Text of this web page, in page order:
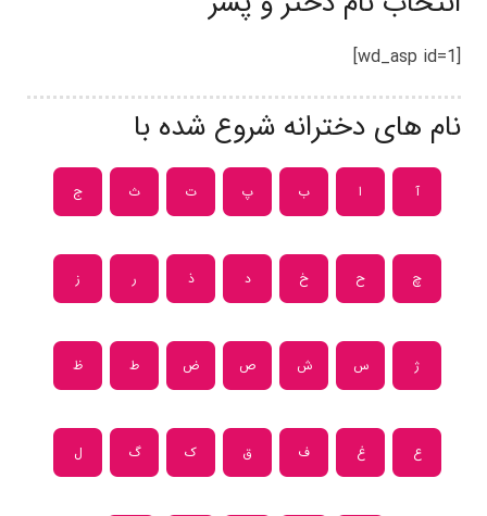
[wd_asp id=1]
نام های دخترانه شروع شده با
آ ا ب پ ت ث ج
چ ح خ د ذ ر ز
ژ س ش ص ض ط ظ
ع غ ف ق ک گ ل